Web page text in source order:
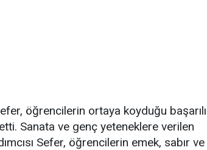
öğrencilerin ortaya koyduğu başarılı
Sanata ve genç yeteneklere verilen
Sefer, öğrencilerin emek, sabır ve